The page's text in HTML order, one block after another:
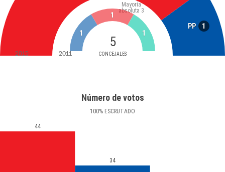
PP 1
5
CONCEJALES
Mayoría
absoluta 3
1
1
1
2015 2011
Número de votos
100% ESCRUTADO
44
34